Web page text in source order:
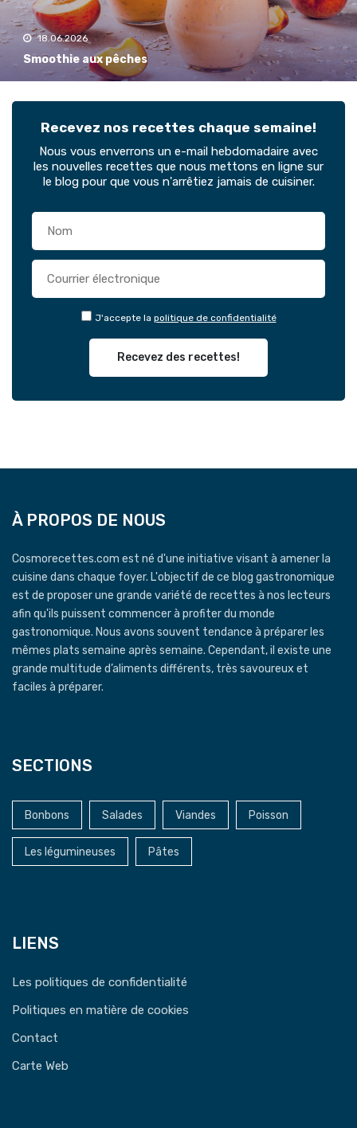
18.06.2026
Smoothie aux pêches
Recevez nos recettes chaque semaine!
Nous vous enverrons un e-mail hebdomadaire avec
les nouvelles recettes que nous mettons en ligne sur
le blog pour que vous n'arrêtiez jamais de cuisiner.
J'accepte la politique de confidentialité
Recevez des recettes!
À PROPOS DE NOUS
Cosmorecettes.com est né d'une initiative visant à amener la
cuisine dans chaque foyer. L'objectif de ce blog gastronomique
est de proposer une grande variété de recettes à nos lecteurs
afin qu'ils puissent commencer à profiter du monde
gastronomique. Nous avons souvent tendance à préparer les
mêmes plats semaine après semaine. Cependant, il existe une
grande multitude d’aliments différents, très savoureux et
faciles à préparer.
SECTIONS
Bonbons Salades Viandes Poisson
Les légumineuses Pâtes
LIENS
Les politiques de confidentialité
Politiques en matière de cookies
Contact
Carte Web